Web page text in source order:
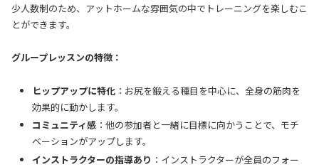
少人数制のため、アットホームな雰囲気の中でトレーニングを楽しむこ
とができます。
グループレッスンの特徴：
ヒップアップに特化：お尻を鍛える種目を中心に、全身の筋肉を
効果的に動かします。
コミュニティ感：他の参加者と一緒に目標に向かうことで、モチ
ベーションがアップします。
インストラクターの指導あり ：インストラクターが全員のフォー